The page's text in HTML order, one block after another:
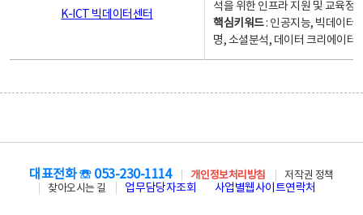
K-ICT 빅데이터센터
석을 위한 인프라 지원 및 교육정
핵심키워드: 인공지능, 빅데이터,
명, 소셜분석, 데이터 크리에이터
대표전화 ☏ 053-230-1114 개인정보처리방침
저작권 정책
찾아오시는 길
업무담당자조회 사업별웹사이트연락처